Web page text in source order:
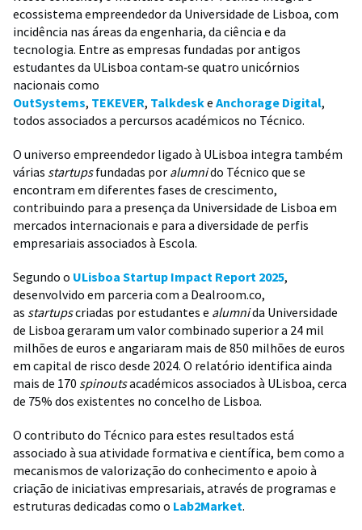
ecossistema empreendedor da Universidade de Lisboa, com
incidência nas áreas da engenharia, da ciência e da
tecnologia. Entre as empresas fundadas por antigos
estudantes da ULisboa contam‑se quatro unicórnios
nacionais como
OutSystems, TEKEVER, Talkdeske Anchorage Digital,
todos associados a percursos académicos no Técnico.
O universo empreendedor ligado à ULisboa integra também
várias startupsfundadas por alumnido Técnico que se
encontram em diferentes fases de crescimento,
contribuindo para a presença da Universidade de Lisboa em
mercados internacionais e para a diversidade de perfis
empresariais associados à Escola.
Segundo o ULisboa Startup Impact Report 2025,
desenvolvido em parceria com a Dealroom.co,
as startupscriadas por estudantes e alumnida Universidade
de Lisboa geraram um valor combinado superior a 24 mil
milhões de euros e angariaram mais de 850 milhões de euros
em capital de risco desde 2024. O relatório identifica ainda
mais de 170 spinoutsacadémicos associados à ULisboa, cerca
de 75% dos existentes no concelho de Lisboa.
O contributo do Técnico para estes resultados está
associado à sua atividade formativa e científica, bem como a
mecanismos de valorização do conhecimento e apoio à
criação de iniciativas empresariais, através de programas e
estruturas dedicadas como o Lab2Market.